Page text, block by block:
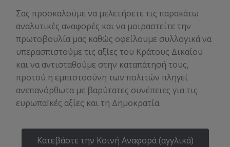
Σας προσκαλούμε να μελετήσετε τις παρακάτω
αναλυτικές αναφορές και να μοιραστείτε την
πρωτοβουλία μας καθώς οφείλουμε συλλογικά να
υπερασπιστούμε τις αξίες του Κράτους Δικαίου
και να αντισταθούμε στην καταπάτησή τους,
προτού η εμπιστοσύνη των πολιτών πληγεί
ανεπανόρθωτα με βαρύτατες συνέπειες για τις
ευρωπαΪκές αξίες και τη Δημοκρατία.
Κατεβάστε την Κοινή Αναφορά (αγγλικά)